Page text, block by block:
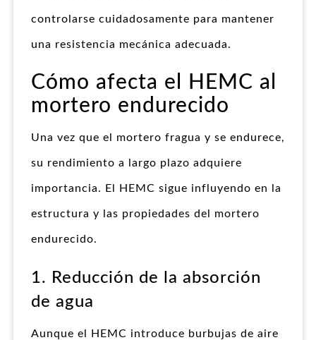
controlarse cuidadosamente para mantener
una resistencia mecánica adecuada.
Cómo afecta el HEMC al
mortero endurecido
Una vez que el mortero fragua y se endurece,
su rendimiento a largo plazo adquiere
importancia. El HEMC sigue influyendo en la
estructura y las propiedades del mortero
endurecido.
1. Reducción de la absorción
de agua
Aunque el HEMC introduce burbujas de aire